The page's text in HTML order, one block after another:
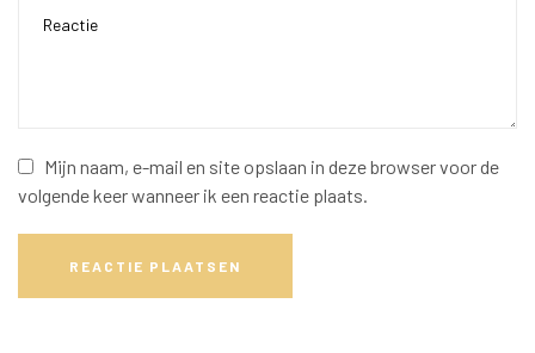
Mijn naam, e-mail en site opslaan in deze browser voor de
volgende keer wanneer ik een reactie plaats.
REACTIE PLAATSEN